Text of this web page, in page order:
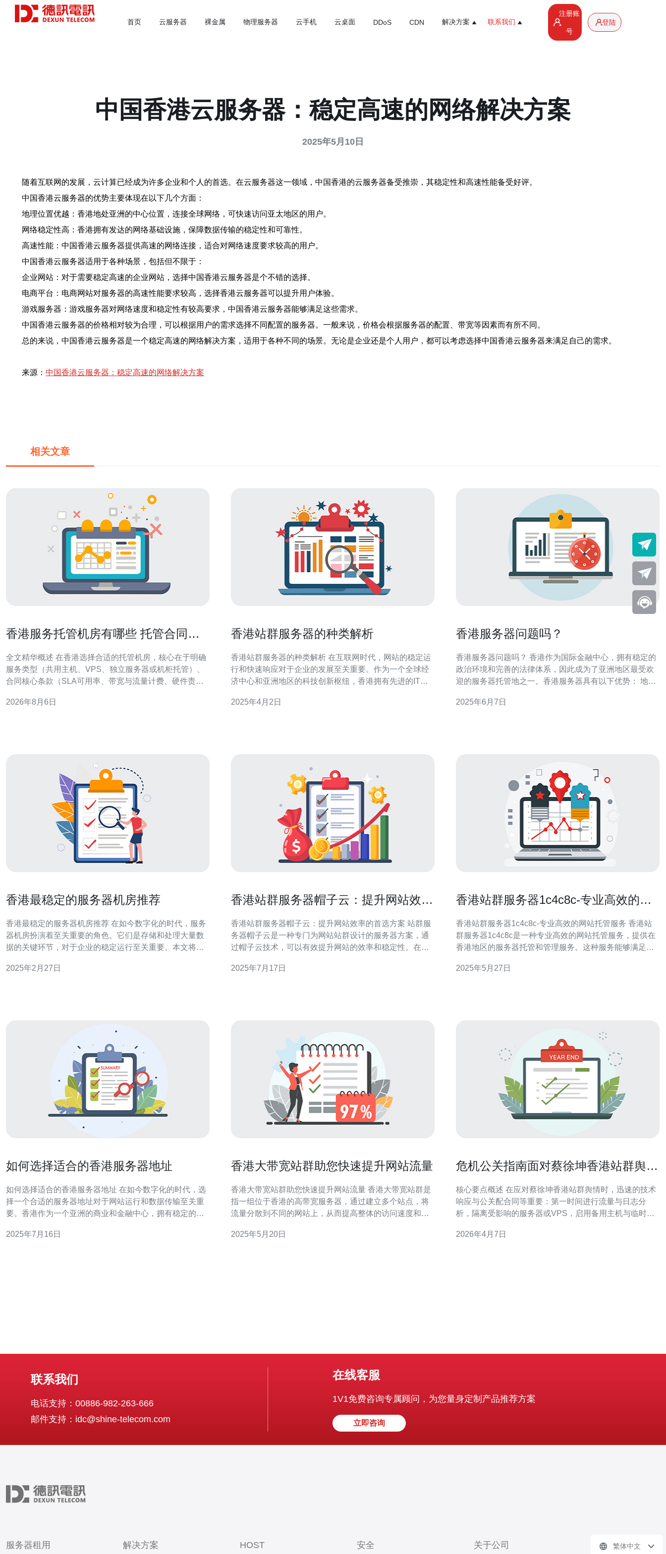
首页 云服务器 裸金属 物理服务器 云手机 云桌面 DDoS CDN 解决方案 联系我们
注册账
号
登陆
中国香港云服务器：稳定高速的网络解决方案
2025年5月10日
随着互联网的发展，云计算已经成为许多企业和个人的首选。在云服务器这一领域，中国香港的云服务器备受推崇，其稳定性和高速性能备受好评。
中国香港云服务器的优势主要体现在以下几个方面：
地理位置优越：香港地处亚洲的中心位置，连接全球网络，可快速访问亚太地区的用户。
网络稳定性高：香港拥有发达的网络基础设施，保障数据传输的稳定性和可靠性。
高速性能：中国香港云服务器提供高速的网络连接，适合对网络速度要求较高的用户。
中国香港云服务器适用于各种场景，包括但不限于：
企业网站：对于需要稳定高速的企业网站，选择中国香港云服务器是个不错的选择。
电商平台：电商网站对服务器的高速性能要求较高，选择香港云服务器可以提升用户体验。
游戏服务器：游戏服务器对网络速度和稳定性有较高要求，中国香港云服务器能够满足这些需求。
中国香港云服务器的价格相对较为合理，可以根据用户的需求选择不同配置的服务器。一般来说，价格会根据服务器的配置、带宽等因素而有所不同。
总的来说，中国香港云服务器是一个稳定高速的网络解决方案，适用于各种不同的场景。无论是企业还是个人用户，都可以考虑选择中国香港云服务器来满足自己的需求。
来源： 中国香港云服务器：稳定高速的网络解决方案
相关文章
香港服务托管机房有哪些 托管合同条
全文精华概述 在香港选择合适的托管机房，核心在于明确
服务类型（共用主机、VPS、独立服务器或机柜托管）、
合同核心条款（SLA可用率、带宽与流量计费、硬件责
程/现场支持、DDoS防御与CDN集成能力）。合格的机房
2026年8月6日
香港站群服务器的种类解析
香港站群服务器的种类解析 在互联网时代，网站的稳定运
行和快速响应对于企业的发展至关重要。作为一个全球经
济中心和亚洲地区的科技创新枢纽，香港拥有先进的IT基
成为许多企业的首选。 共享主机是一种经济实惠的选择，
2025年4月2日
香港服务器问题吗？
香港服务器问题吗？ 香港作为国际金融中心，拥有稳定的
政治环境和完善的法律体系，因此成为了亚洲地区最受欢
迎的服务器托管地之一。香港服务器具有以下优势： 地理
治稳定：法律保护完善，数据安全性高。 网络环境优良：
2025年6月7日
香港最稳定的服务器机房推荐
香港最稳定的服务器机房推荐 在如今数字化的时代，服务
器机房扮演着至关重要的角色。它们是存储和处理大量数
据的关键环节，对于企业的稳定运行至关重要。本文将向
的服务提供商时做出明智的决策。 首先，一个优秀的服务
2025年2月27日
香港站群服务器帽子云：提升网站效率
香港站群服务器帽子云：提升网站效率的首选方案 站群服
务器帽子云是一种专门为网站站群设计的服务器方案，通
过帽子云技术，可以有效提升网站的效率和稳定性。在香
群服务器帽子云有许多优势，其中包括： 稳定性：帽子云
2025年7月17日
香港站群服务器1c4c8c-专业高效的网
香港站群服务器1c4c8c-专业高效的网站托管服务 香港站
群服务器1c4c8c是一种专业高效的网站托管服务，提供在
香港地区的服务器托管和管理服务。这种服务能够满足用
的性价比。 1c4c8c站群服务器具有以下优势： 稳定性：服
2025年5月27日
如何选择适合的香港服务器地址
如何选择适合的香港服务器地址 在如今数字化的时代，选
择一个合适的服务器地址对于网站运行和数据传输至关重
要。香港作为一个亚洲的商业和金融中心，拥有稳定的网
用户的首选。但是，如何选择适合的香港服务器地址呢？
2025年7月16日
香港大带宽站群助您快速提升网站流量
香港大带宽站群助您快速提升网站流量 香港大带宽站群是
指一组位于香港的高带宽服务器，通过建立多个站点，将
流量分散到不同的网站上，从而提高整体的访问速度和稳
题，而香港大带宽站群可以帮助您快速实现这一目标。通
2025年5月20日
危机公关指南面对蔡徐坤香港站群舆情
核心要点概述 在应对蔡徐坤香港站群舆情时，迅速的技术
响应与公关配合同等重要：第一时间进行流量与日志分
析，隔离受影响的服务器或VPS，启用备用主机与临时静
策略吸收异常流量；同时保留证据、与媒体口径同步并向
2026年4月7日
联系我们
电话支持：00886-982-263-666
邮件支持：idc@shine-telecom.com
在线客服
1V1免费咨询专属顾问，为您量身定制产品推荐方案
立即咨询
服务器租用 解决方案 HOST 安全 关于公司 繁体中文